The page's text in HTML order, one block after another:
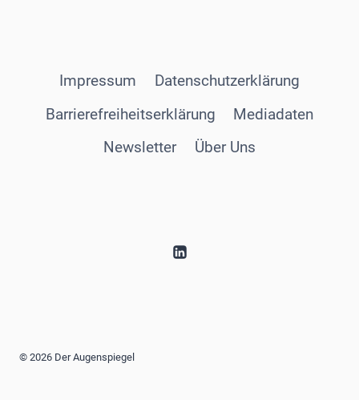
Impressum
Datenschutzerklärung
Barrierefreiheitserklärung
Mediadaten
Newsletter
Über Uns
© 2026 Der Augenspiegel